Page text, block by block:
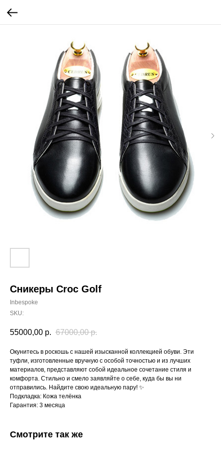
Сникеры Croc Golf
Inbespoke
SKU:
55000,00 р. 67000,00 р.
Окунитесь в роскошь с нашей изысканной коллекцией обуви. Эти
туфли, изготовленные вручную с особой точностью и из лучших
материалов, представляют собой идеальное сочетание стиля и
комфорта. Стильно и смело заявляйте о себе, куда бы вы ни
отправились. Найдите свою идеальную пару! ✨
Подкладка: Кожа телёнка
Гарантия: 3 месяца
Смотрите так же